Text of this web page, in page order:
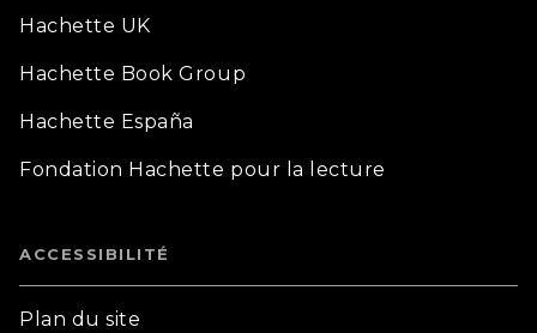
Hachette UK
Hachette Book Group
Hachette España
Fondation Hachette pour la lecture
ACCESSIBILITÉ
Plan du site